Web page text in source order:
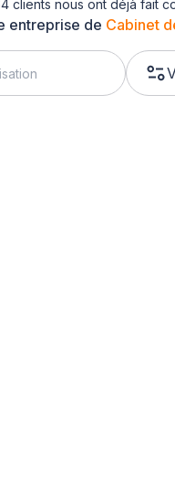
entreprise de Cabinet
clients nous ont déjà fait